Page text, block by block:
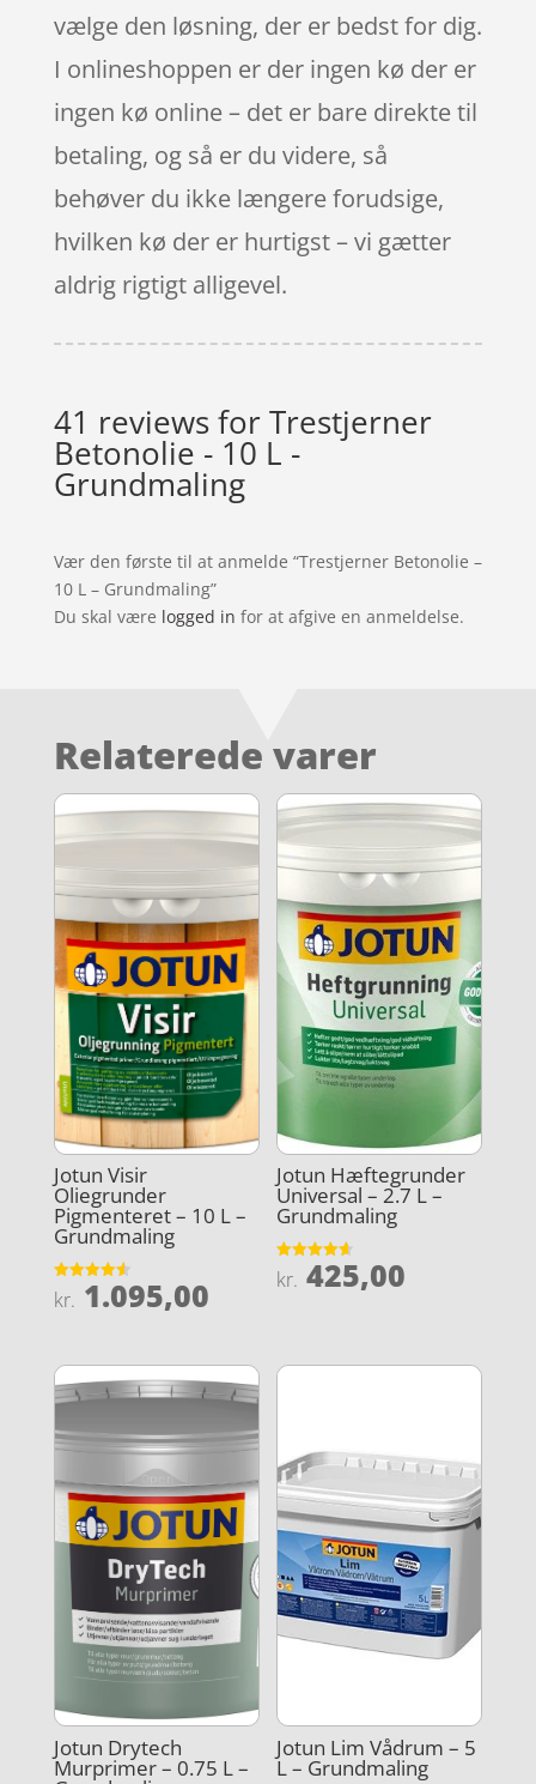
vælge den løsning, der er bedst for dig.
I onlineshoppen er der ingen kø der er
ingen kø online – det er bare direkte til
betaling, og så er du videre, så
behøver du ikke længere forudsige,
hvilken kø der er hurtigst – vi gætter
aldrig rigtigt alligevel.
41 reviews forTrestjerner
Betonolie - 10 L -
Grundmaling
Vær den første til at anmelde “Trestjerner Betonolie –
10 L – Grundmaling”
Du skal være logged in for at afgive en anmeldelse.
Relaterede varer
Jotun Visir
Oliegrunder
Pigmenteret – 10 L –
Grundmaling
Vurderet
4.6
kr. 1.095,00
Jotun Hæftegrunder
Universal – 2.7 L –
Grundmaling
Vurderet
4.6
kr. 425,00
Jotun Drytech
Murprimer – 0.75 L –
Jotun Lim Vådrum – 5
L – Grundmaling